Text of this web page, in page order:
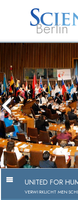
Berlin
L. Ron
UNITED FOR
VERWIRKLICHT